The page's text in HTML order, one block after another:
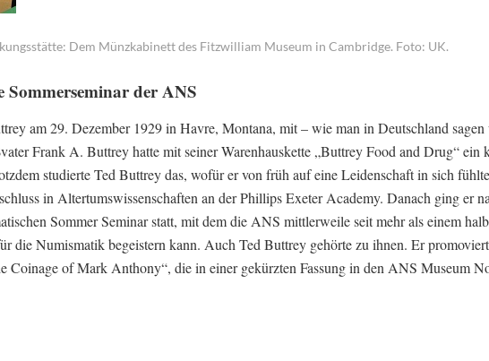
Dem Münzkabinett des Fitzwilliam Museum in Cambridge. Foto: UK.
Sommerseminar der ANS
am 29. Dezember 1929 in Havre, Montana, mit – wie man in Deutschland
Frank A. Buttrey hatte mit seiner Warenhauskette „Buttrey Food and Drug“ ein
studierte Ted Buttrey das, wofür er von früh auf eine Leidenschaft in sich
in Altertumswissenschaften an der Phillips Exeter Academy. Danach ging er
Sommer Seminar statt, mit dem die ANS mittlerweile seit mehr als einem
die Numismatik begeistern kann. Auch Ted Buttrey gehörte zu ihnen. Er
Coinage of Mark Anthony“, die in einer gekürzten Fassung in den ANS Museum